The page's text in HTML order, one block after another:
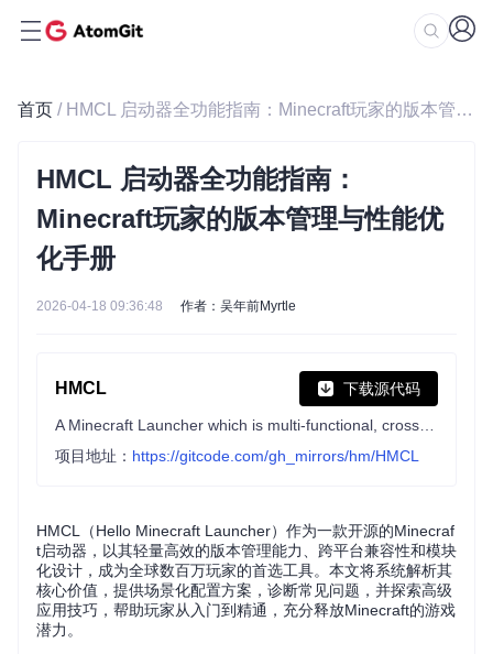
首页 / HMCL 启动器全功能指南：Minecraft玩家的版本管理与性能优化手册
HMCL 启动器全功能指南：
Minecraft玩家的版本管理与性能优
化手册
2026-04-18 09:36:48 作者：吴年前Myrtle
HMCL 下载源代码
项目地址： https://gitcode.com/gh_mirrors/hm/HMCL
HMCL（Hello Minecraft Launcher）作为一款开源的Minecraf
t启动器，以其轻量高效的版本管理能力、跨平台兼容性和模块
化设计，成为全球数百万玩家的首选工具。本文将系统解析其
核心价值，提供场景化配置方案，诊断常见问题，并探索高级
应用技巧，帮助玩家从入门到精通，充分释放Minecraft的游戏
潜力。